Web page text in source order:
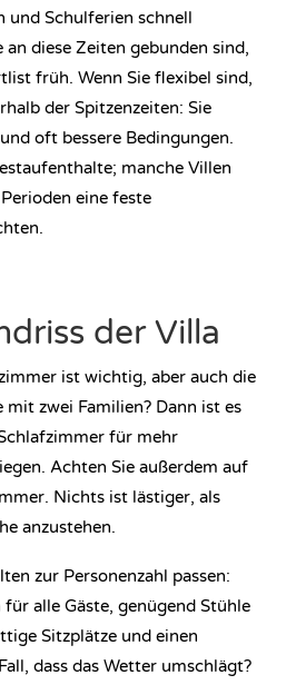
und Schulferien schnell
an diese Zeiten gebunden sind,
früh. Wenn Sie flexibel sind,
der Spitzenzeiten: Sie
oft bessere Bedingungen.
manche Villen
eine feste
der Villa
ist wichtig, aber auch die
zwei Familien? Dann ist es
für mehr
Achten Sie außerdem auf
Nichts ist lästiger, als
anzustehen.
zur Personenzahl passen:
alle Gäste, genügend Stühle
Sitzplätze und einen
dass das Wetter umschlägt?